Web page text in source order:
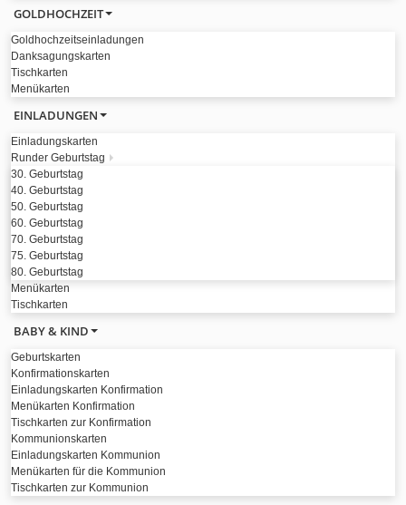
GOLDHOCHZEIT
Goldhochzeitseinladungen
Danksagungskarten
Tischkarten
Menükarten
EINLADUNGEN
Einladungskarten
Runder Geburtstag
30. Geburtstag
40. Geburtstag
50. Geburtstag
60. Geburtstag
70. Geburtstag
75. Geburtstag
80. Geburtstag
Menükarten
Tischkarten
BABY & KIND
Geburtskarten
Konfirmationskarten
Einladungskarten Konfirmation
Menükarten Konfirmation
Tischkarten zur Konfirmation
Kommunionskarten
Einladungskarten Kommunion
Menükarten für die Kommunion
Tischkarten zur Kommunion